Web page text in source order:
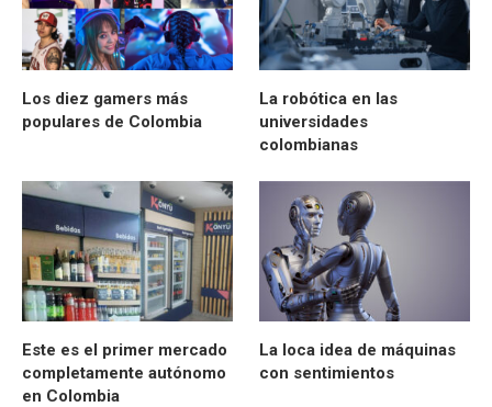
Los diez gamers más
populares de Colombia
La robótica en las
universidades
colombianas
Este es el primer mercado
completamente autónomo
en Colombia
La loca idea de máquinas
con sentimientos